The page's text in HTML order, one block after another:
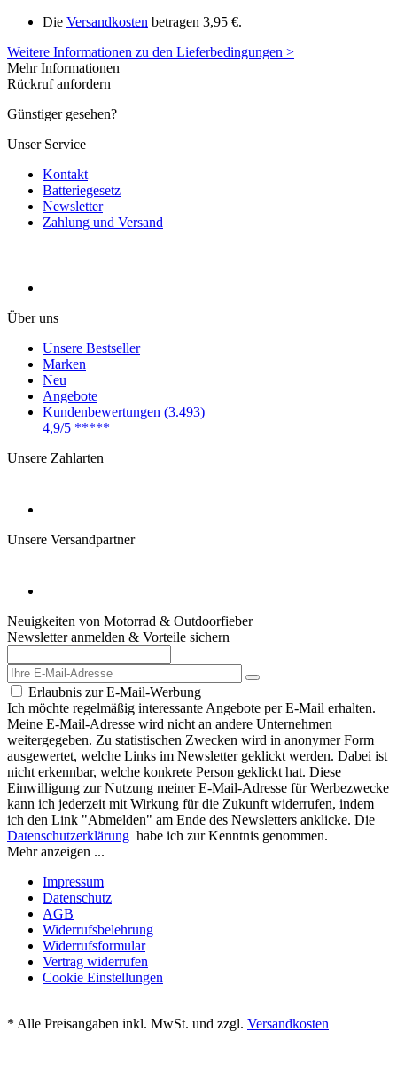
Die Versandkosten betragen 3,95 €.
Weitere Informationen zu den Lieferbedingungen >
Mehr Informationen
Rückruf anfordern
Günstiger gesehen?
Unser Service
Kontakt
Batteriegesetz
Newsletter
Zahlung und Versand
Über uns
Unsere Bestseller
Marken
Neu
Angebote
Kundenbewertungen (3.493)
4,9/5 *****
Unsere Zahlarten
Unsere Versandpartner
Neuigkeiten von Motorrad & Outdoorfieber
Newsletter anmelden & Vorteile sichern
Erlaubnis zur E-Mail-Werbung
Ich möchte regelmäßig interessante Angebote per E-Mail erhalten.
Meine E-Mail-Adresse wird nicht an andere Unternehmen
weitergegeben. Zu statistischen Zwecken wird in anonymer Form
ausgewertet, welche Links im Newsletter geklickt werden. Dabei ist
nicht erkennbar, welche konkrete Person geklickt hat. Diese
Einwilligung zur Nutzung meiner E-Mail-Adresse für Werbezwecke
kann ich jederzeit mit Wirkung für die Zukunft widerrufen, indem
ich den Link "Abmelden" am Ende des Newsletters anklicke. Die
Datenschutzerklärung habe ich zur Kenntnis genommen.
Mehr anzeigen ...
Impressum
Datenschutz
AGB
Widerrufsbelehrung
Widerrufsformular
Vertrag widerrufen
Cookie Einstellungen
* Alle Preisangaben inkl. MwSt. und zzgl. Versandkosten